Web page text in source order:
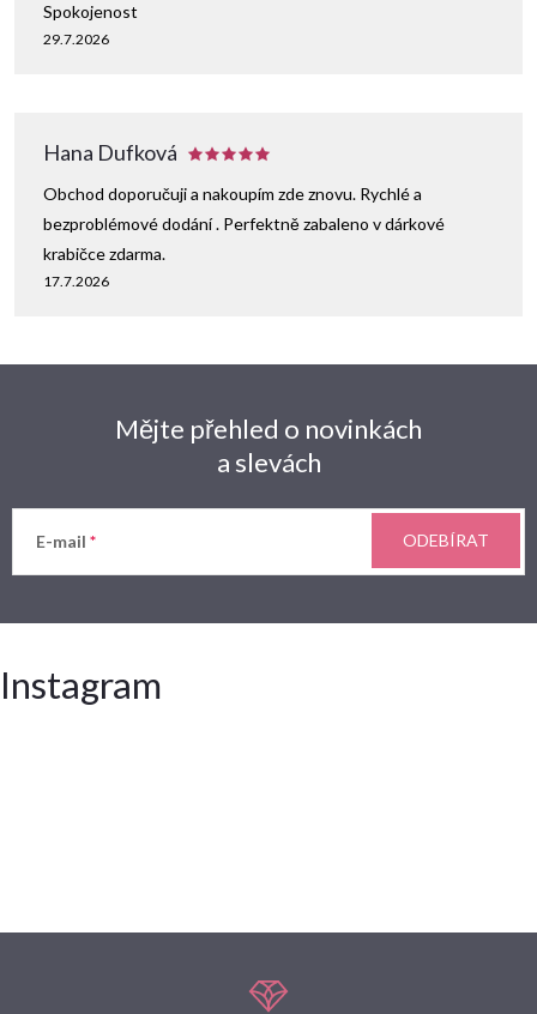
29.7.2026
Spokojenost
Hana Dufková
17.7.2026
Obchod doporučuji a nakoupím zde znovu. Rychlé a
bezproblémové dodání . Perfektně zabaleno v dárkové
krabičce zdarma.
Mějte přehled o novinkách
a slevách
E-mail ODEBÍRAT
Instagram